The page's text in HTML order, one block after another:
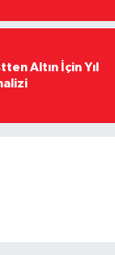
Altın İçin Yıl